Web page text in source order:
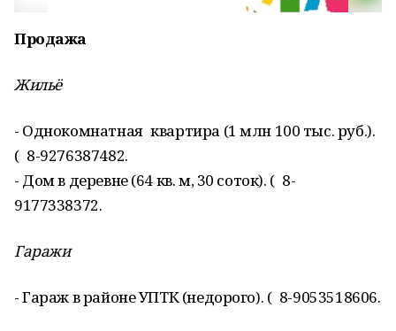
Продажа
Жильё
- Однокомнатная квартира (1 млн 100 тыс. руб.).
( 8-9276387482.
- Дом в деревне (64 кв. м, 30 соток). ( 8-
9177338372.
Гаражи
- Гараж в районе УПТК (недорого). ( 8-9053518606.